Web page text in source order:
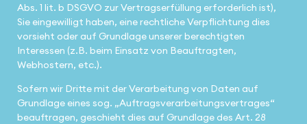
Abs. 1 lit. b DSGVO zur Vertragserfüllung erforderlich ist),
Sie eingewilligt haben, eine rechtliche Verpflichtung dies
vorsieht oder auf Grundlage unserer berechtigten
Interessen (z.B. beim Einsatz von Beauftragten,
Webhostern, etc.).
Sofern wir Dritte mit der Verarbeitung von Daten auf
Grundlage eines sog. „Auftragsverarbeitungsvertrages“
beauftragen, geschieht dies auf Grundlage des Art. 28